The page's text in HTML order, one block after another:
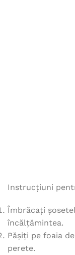
Instrucțiuni
Îmbrăcați
încălțămintea.
Pășiți pe foaia
perete.